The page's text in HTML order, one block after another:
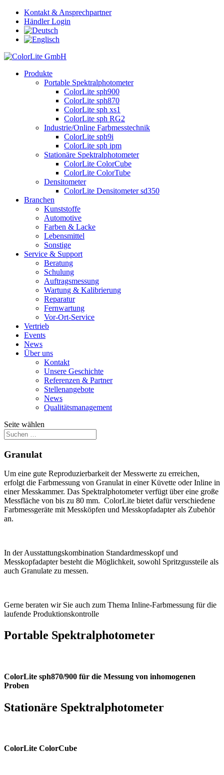
Kontakt & Ansprechpartner
Händler Login
Produkte
Portable Spektralphotometer
ColorLite sph900
ColorLite sph870
ColorLite sph xs1
ColorLite sph RG2
Industrie/Online Farbmesstechnik
ColorLite sph9i
ColorLite sph ipm
Stationäre Spektralphotometer
ColorLite ColorCube
ColorLite ColorTube
Densitometer
ColorLite Densitometer sd350
Branchen
Kunststoffe
Automotive
Farben & Lacke
Lebensmittel
Sonstige
Service & Support
Beratung
Schulung
Auftragsmessung
Wartung & Kalibrierung
Reparatur
Fernwartung
Vor-Ort-Service
Vertrieb
Events
News
Über uns
Kontakt
Unsere Geschichte
Referenzen & Partner
Stellenangebote
News
Qualitätsmanagement
Seite wählen
Granulat
Um eine gute Reproduzierbarkeit der Messwerte zu erreichen,
erfolgt die Farbmessung von Granulat in einer Küvette oder Inline in
einer Messkammer. Das Spektralphotometer verfügt über eine große
Messfläche von bis zu 80 mm. ColorLite bietet dafür verschiedene
Farbmessgeräte mit Messköpfen und Messkopfadapter als Zubehör
an.
In der Ausstattungskombination Standardmesskopf und
Messkopfadapter besteht die Möglichkeit, sowohl Spritzgussteile als
auch Granulate zu messen.
Gerne beraten wir Sie auch zum Thema Inline-Farbmessung für die
laufende Produktionskontrolle
Portable Spektralphotometer
ColorLite sph870/900 für die Messung von inhomogenen
Proben
Stationäre Spektralphotometer
ColorLite ColorCube